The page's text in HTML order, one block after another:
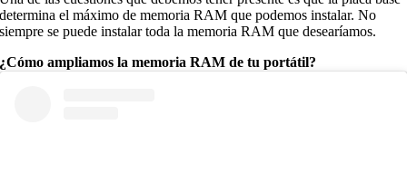
determina el máximo de memoria RAM que podemos instalar. No
siempre se puede instalar toda la memoria RAM que desearíamos.
¿Cómo ampliamos la memoria RAM de tu portátil?